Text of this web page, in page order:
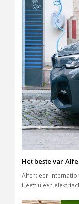
Het beste van
Alfen: een
Heeft u een